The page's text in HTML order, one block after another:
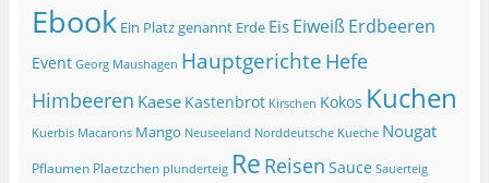
Ebook Ein Platz genannt Erde Eis Eiweiß Erdbeeren
Event Georg Maushagen Hauptgerichte Hefe
Himbeeren Kaese Kastenbrot Kirschen Kokos Kuchen
Kuerbis Macarons Mango Neuseeland Norddeutsche Kueche Nougat
Pflaumen Plaetzchen plunderteig Re Reisen Sauce Sauerteig